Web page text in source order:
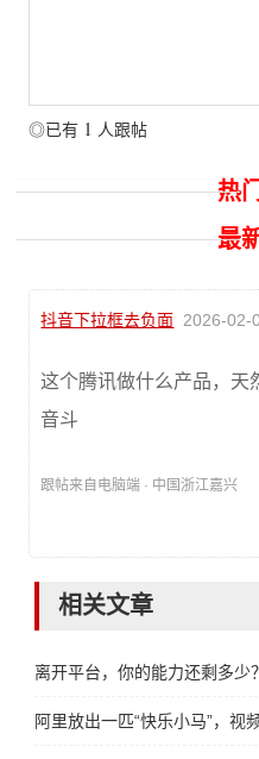
◎已有 1 人跟帖
热
最
抖音下拉框去负面 2026-02-
这个腾讯做什么产品，天
音斗
跟帖来自电脑端 · 中国浙江嘉兴
相关文章
离开平台，你的能力还剩多少？
阿里放出一匹“快乐小马”，视